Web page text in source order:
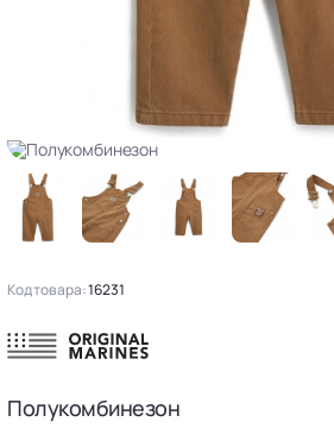
Код товара:16231
Полукомбинезон